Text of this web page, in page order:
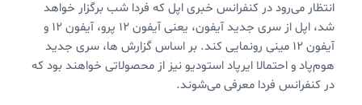
انتظار می‌رود در کنفرانس خبری اپل که فردا شب برگزار خواهد
شد، اپل از سری جدید آیفون، یعنی آيفون ۱۲ پرو، آیفون ۱۲ و
آیفون ۱۲ مینی رونمایی کند. بر اساس گزارش ها، سری جدید
هوم‌پاد و احتمالا ایرپاد استودیو نیز از محصولاتی خواهند بود که
در کنفرانس فردا معرفی می‌شوند.